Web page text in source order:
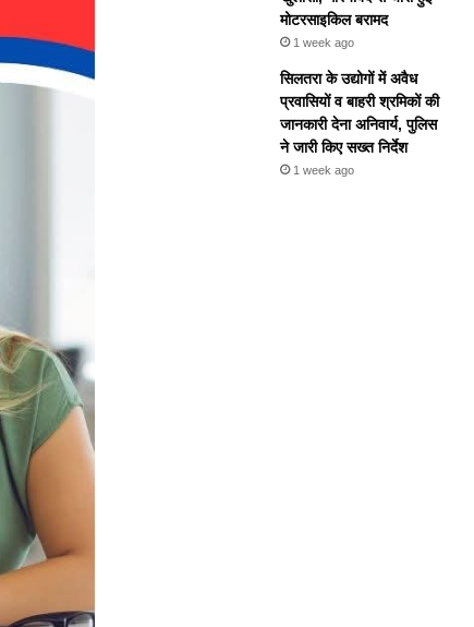
मोटरसाइकिल बरामद
1 week ago
सिलतरा के उद्योगों में अवैध
प्रवासियों व बाहरी श्रमिकों की
जानकारी देना अनिवार्य, पुलिस
ने जारी किए सख्त निर्देश
1 week ago